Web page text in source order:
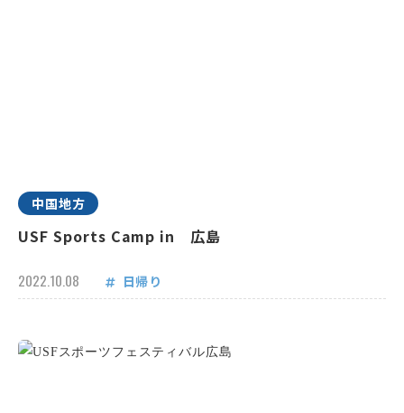
中国地方
USF Sports Camp in 広島
2022.10.08 日帰り